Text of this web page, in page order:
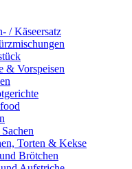
/ Käseersatz
& Vorspeisen
Torten & Kekse
Brötchen